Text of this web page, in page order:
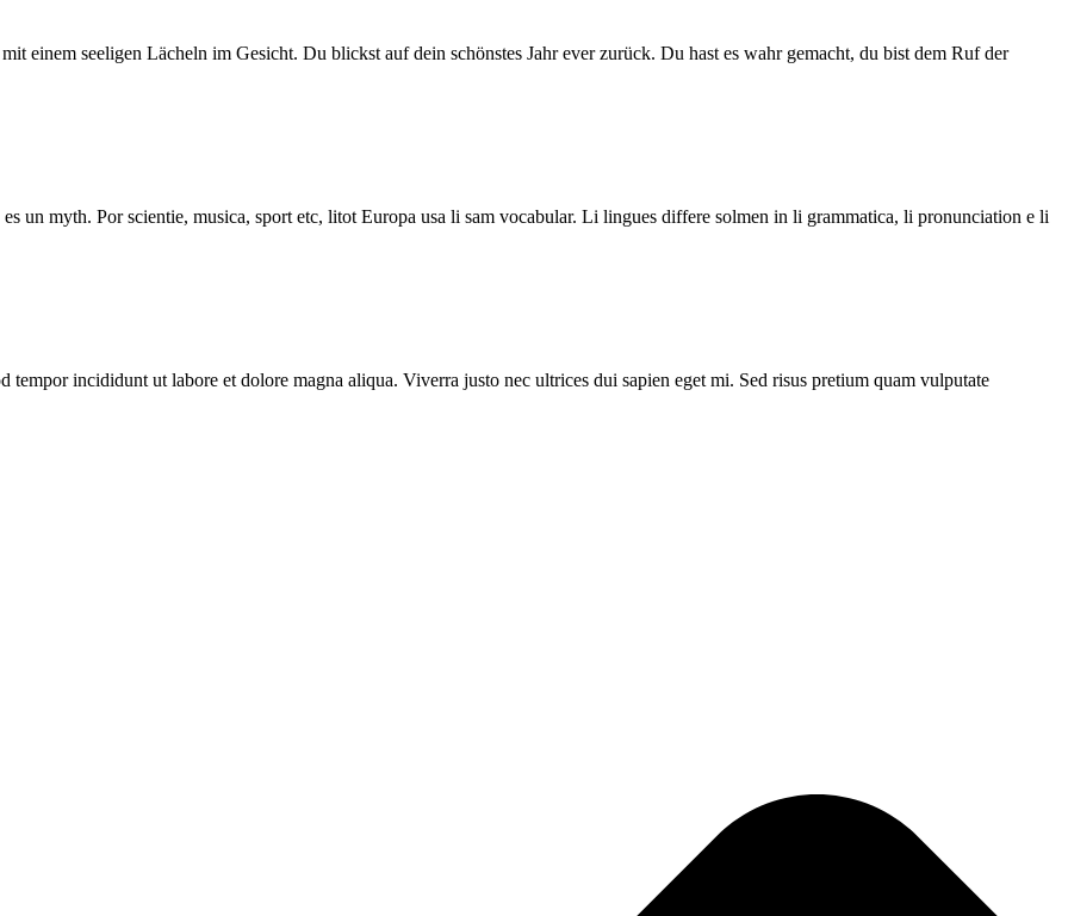
einem seeligen Lächeln im Gesicht. Du blickst auf dein schönstes Jahr ever zurück. Du hast es wahr gemacht, du bist dem Ruf der
un myth. Por scientie, musica, sport etc, litot Europa usa li sam vocabular. Li lingues differe solmen in li grammatica, li pronunciation e li
incididunt ut labore et dolore magna aliqua. Viverra justo nec ultrices dui sapien eget mi. Sed risus pretium quam vulputate